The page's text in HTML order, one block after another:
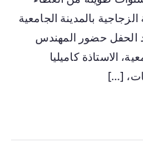
بالمدينة الجامعية
الحفل حضور المهندس
الاستاذة كاميليا
[…]